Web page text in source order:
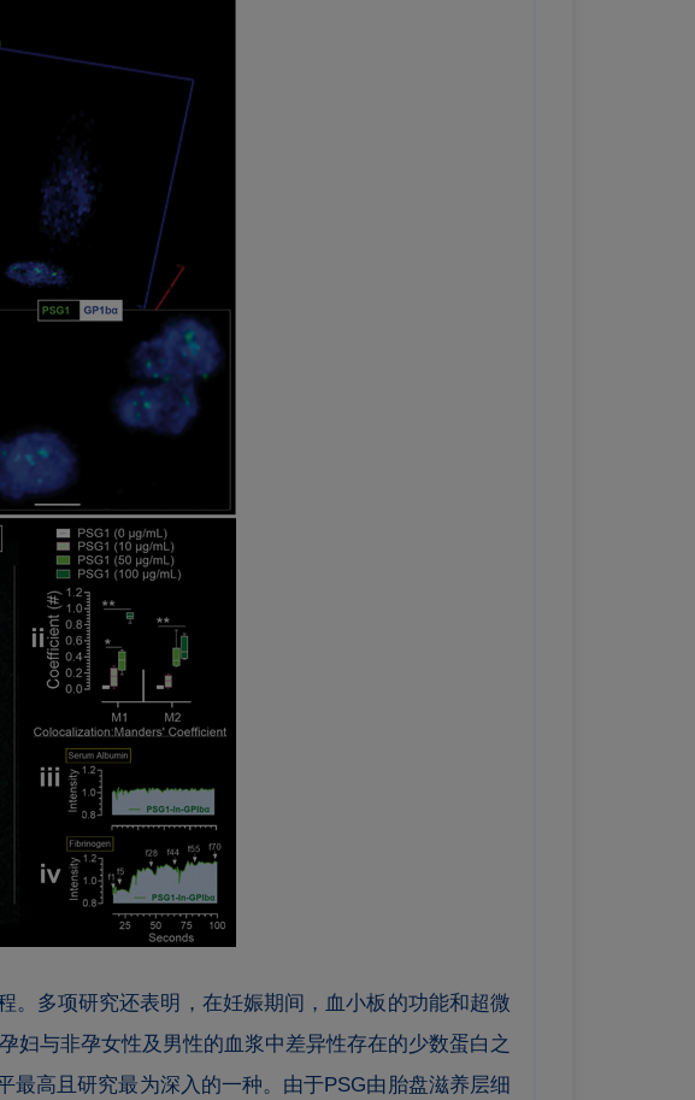
。多项研究还表明，在妊娠期间，血小板的功能和超微
妇与非孕女性及男性的血浆中差异性存在的少数蛋白之
高且研究最为深入的一种。 由于PSG由胎盘滋养层细